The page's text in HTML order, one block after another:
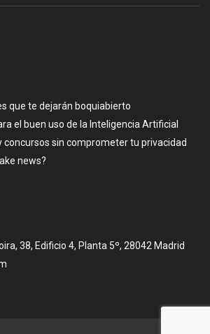
que te dejarán boquiabierto
el buen uso de la Inteligencia Artificial
concursos sin comprometer tu privacidad
news?
38, Edificio 4, Planta 5º, 28042 Madrid